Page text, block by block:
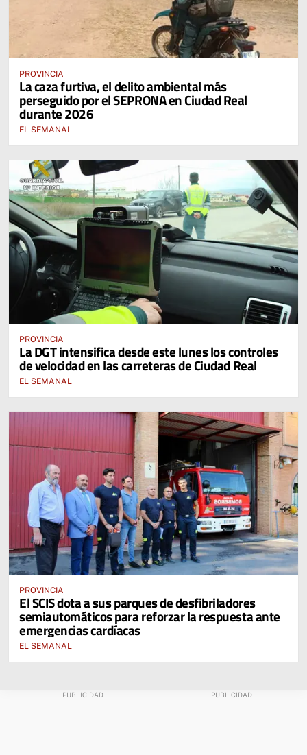
PROVINCIA
La caza furtiva, el delito ambiental más
perseguido por el SEPRONA en Ciudad Real
durante 2026
EL SEMANAL
PROVINCIA
La DGT intensifica desde este lunes los controles
de velocidad en las carreteras de Ciudad Real
EL SEMANAL
PROVINCIA
El SCIS dota a sus parques de desfibriladores
semiautomáticos para reforzar la respuesta ante
emergencias cardíacas
EL SEMANAL